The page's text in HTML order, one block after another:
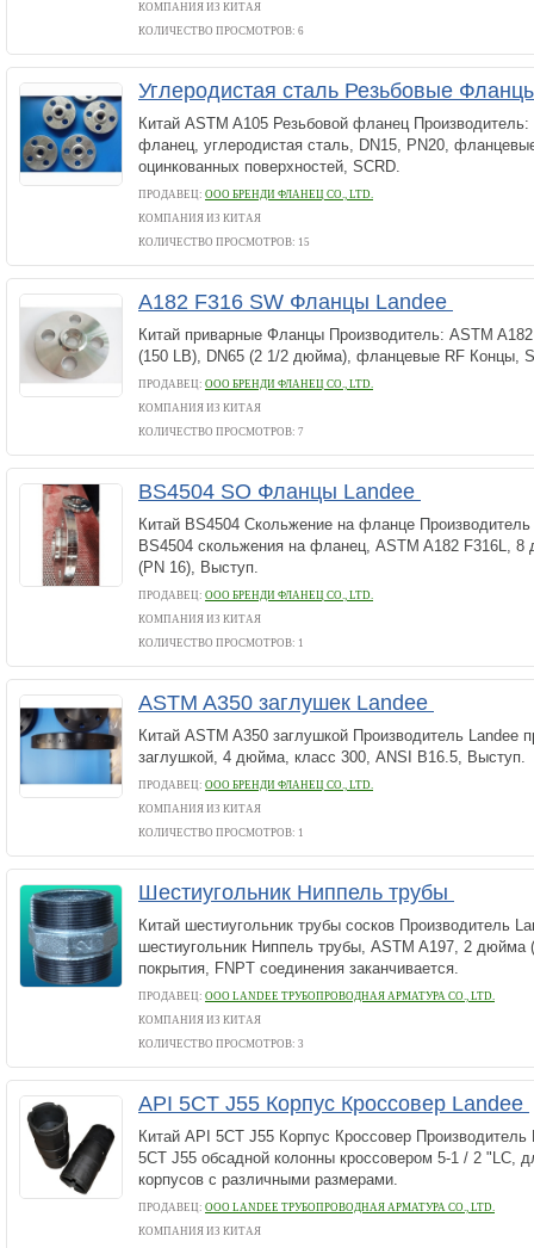
КОМПАНИЯ ИЗ КИТАЯ
КОЛИЧЕСТВО ПРОСМОТРОВ: 6
Углеродистая сталь Резьбовые
Китай ASTM A105 Резьбовой фланец
фланец, углеродистая сталь, DN15, PN20,
оцинкованных поверхностей, SCRD.
ПРОДАВЕЦ: ООО БРЕНДИ ФЛАНЕЦ CO., LTD.
КОМПАНИЯ ИЗ КИТАЯ
КОЛИЧЕСТВО ПРОСМОТРОВ: 15
A182 F316 SW Фланцы Landee
Китай приварные Фланцы Производитель: ASTM
(150 LB), DN65 (2 1/2 дюйма), фланцевые RF Концы,
ПРОДАВЕЦ: ООО БРЕНДИ ФЛАНЕЦ CO., LTD.
КОМПАНИЯ ИЗ КИТАЯ
КОЛИЧЕСТВО ПРОСМОТРОВ: 7
BS4504 SO Фланцы Landee
Китай BS4504 Скольжение на фланце Производитель
BS4504 скольжения на фланец, ASTM A182 F316L, 8
(PN 16), Выступ.
ПРОДАВЕЦ: ООО БРЕНДИ ФЛАНЕЦ CO., LTD.
КОМПАНИЯ ИЗ КИТАЯ
КОЛИЧЕСТВО ПРОСМОТРОВ: 1
ASTM A350 заглушек Landee
Китай ASTM A350 заглушкой Производитель Landee
заглушкой, 4 дюйма, класс 300, ANSI B16.5, Выступ.
ПРОДАВЕЦ: ООО БРЕНДИ ФЛАНЕЦ CO., LTD.
КОМПАНИЯ ИЗ КИТАЯ
КОЛИЧЕСТВО ПРОСМОТРОВ: 1
Шестиугольник Ниппель трубы
Китай шестиугольник трубы сосков Производитель
шестиугольник Ниппель трубы, ASTM A197, 2 дюйма
покрытия, FNPT соединения заканчивается.
ПРОДАВЕЦ: ООО LANDEE ТРУБОПРОВОДНАЯ АРМАТУРА CO., LTD.
КОМПАНИЯ ИЗ КИТАЯ
КОЛИЧЕСТВО ПРОСМОТРОВ: 3
API 5CT J55 Корпус Кроссовер Landee
Китай API 5CT J55 Корпус Кроссовер Производитель
5CT J55 обсадной колонны кроссовером 5-1 / 2 "LC,
корпусов с различными размерами.
ПРОДАВЕЦ: ООО LANDEE ТРУБОПРОВОДНАЯ АРМАТУРА CO., LTD.
КОМПАНИЯ ИЗ КИТАЯ